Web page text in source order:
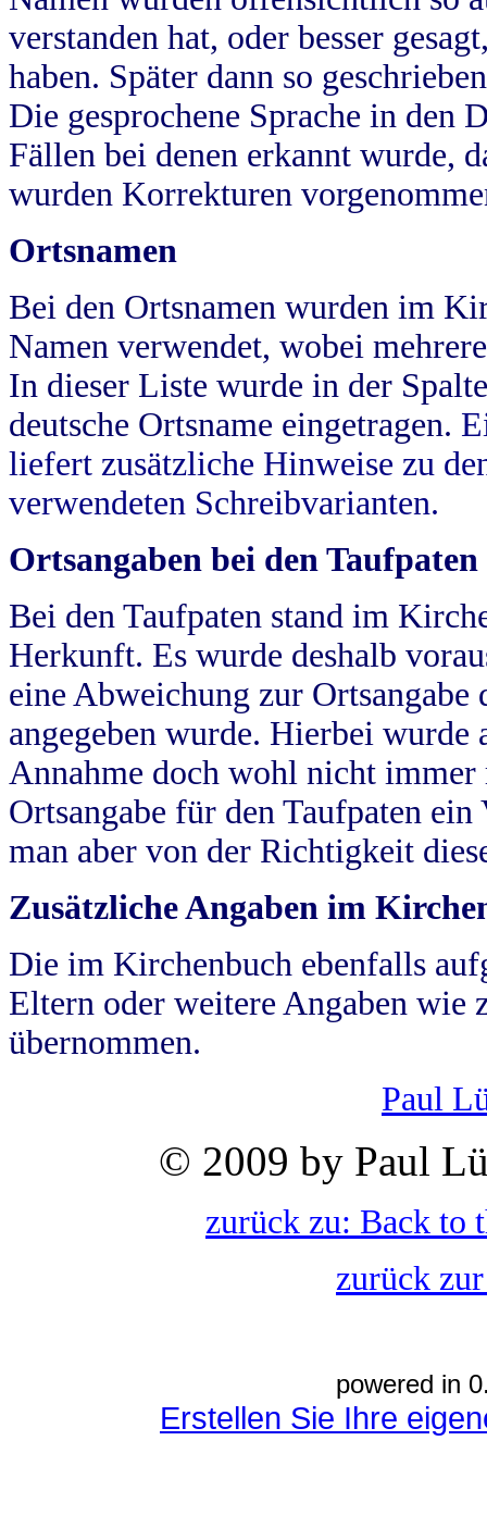
verstanden hat, oder besser
haben. Später dann so
Die gesprochene Sprache in
Fällen bei denen erkannt wurde,
wurden Korrekturen
Ortsnamen
Bei den Ortsnamen wurden im
Namen verwendet, wobei
In dieser Liste wurde in der
deutsche Ortsname eingetragen.
liefert zusätzliche Hinweise zu
verwendeten Schreibvarianten.
Ortsangaben bei den Taufpaten
Bei den Taufpaten stand im
Herkunft. Es wurde deshalb
eine Abweichung zur
angegeben wurde. Hierbei wurde
Annahme doch wohl nicht
Ortsangabe für den Taufpaten
man aber von der Richtigkeit
Zusätzliche Angaben im
Die im Kirchenbuch ebenfalls
Eltern oder weitere Angaben wie
übernommen.
Paul
© 2009 by Paul
zurück zu: Back to
zurück
powered in
Erstellen Sie Ihre